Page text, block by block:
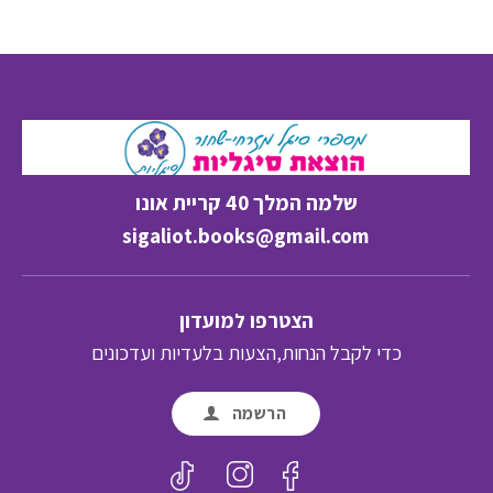
שלמה המלך 40 קריית אונו
sigaliot.books@gmail.com
הצטרפו למועדון
כדי לקבל הנחות,הצעות בלעדיות ועדכונים
הרשמה